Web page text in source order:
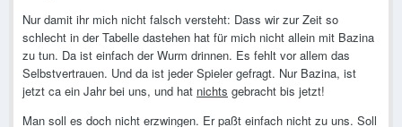
Nur damit ihr mich nicht falsch versteht: Dass wir zur Zeit so
schlecht in der Tabelle dastehen hat für mich nicht allein mit Bazina
zu tun. Da ist einfach der Wurm drinnen. Es fehlt vor allem das
Selbstvertrauen. Und da ist jeder Spieler gefragt. Nur Bazina, ist
jetzt ca ein Jahr bei uns, und hat nichts gebracht bis jetzt!
Man soll es doch nicht erzwingen. Er paßt einfach nicht zu uns. Soll